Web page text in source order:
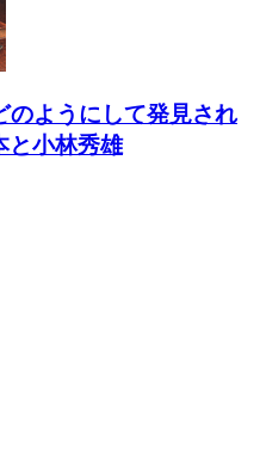
ようにして発見され
小林秀雄